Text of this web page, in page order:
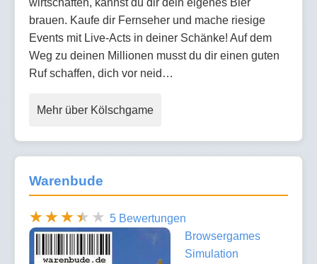
brauen. Kaufe dir Fernseher und mache riesige
Events mit Live-Acts in deiner Schänke! Auf dem
Weg zu deinen Millionen musst du dir einen guten
Ruf schaffen, dich vor neid…
Mehr über Kölschgame
Warenbude
5 Bewertungen
Browsergames
Simulation